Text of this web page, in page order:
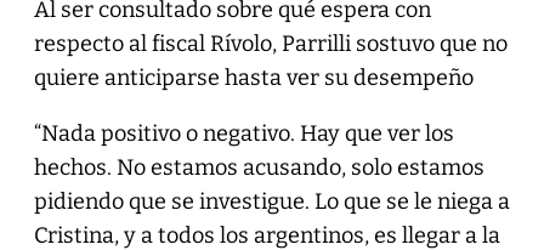
Al ser consultado sobre qué espera con
respecto al fiscal Rívolo, Parrilli sostuvo que no
quiere anticiparse hasta ver su desempeño
“Nada positivo o negativo. Hay que ver los
hechos. No estamos acusando, solo estamos
pidiendo que se investigue. Lo que se le niega a
Cristina, y a todos los argentinos, es llegar a la